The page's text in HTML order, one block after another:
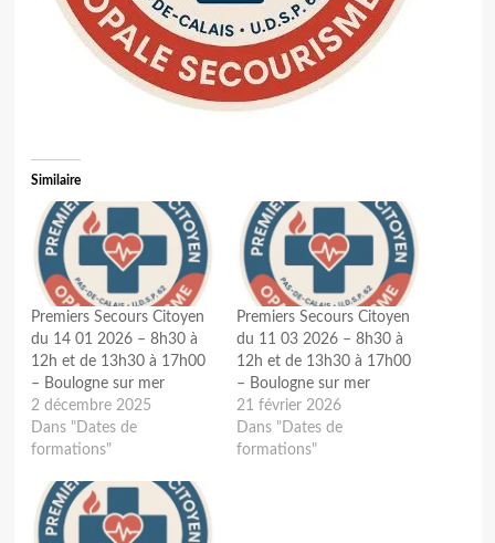
Similaire
Premiers Secours Citoyen
du 14 01 2026 – 8h30 à
12h et de 13h30 à 17h00
– Boulogne sur mer
2 décembre 2025
Dans "Dates de
formations"
Premiers Secours Citoyen
du 11 03 2026 – 8h30 à
12h et de 13h30 à 17h00
– Boulogne sur mer
21 février 2026
Dans "Dates de
formations"